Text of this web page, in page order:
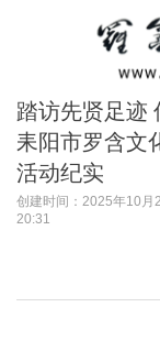
踏访先贤足
耒阳市罗含文
活动纪实
创建时间： 2025年10月
20:31